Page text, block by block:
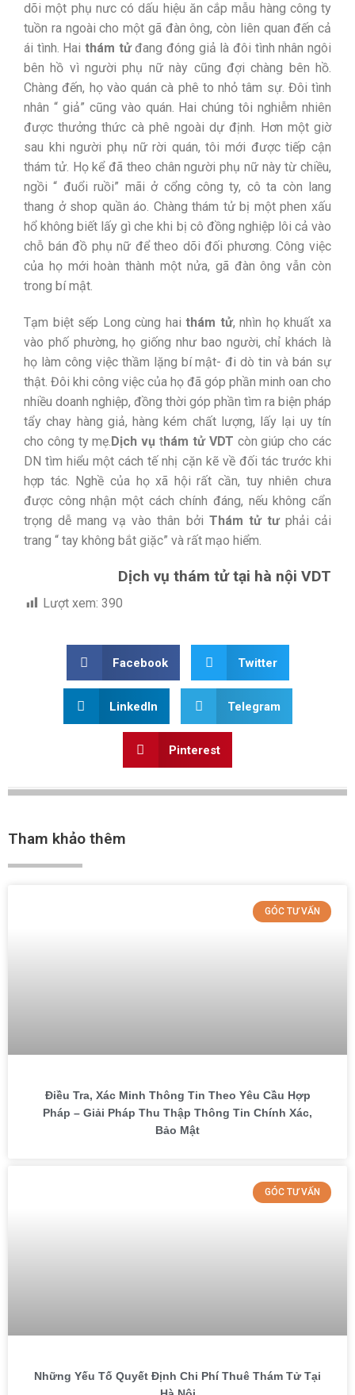
dõi một phụ nưc có dấu hiệu ăn cắp mẫu hàng công ty
tuồn ra ngoài cho một gã đàn ông, còn liên quan đến cả
ái tình. Hai thám tửđang đóng giả là đôi tình nhân ngôi
bên hồ vì người phụ nữ này cũng đợi chàng bên hồ.
Chàng đến, họ vào quán cà phê to nhỏ tâm sự. Đôi tình
nhân “ giả” cũng vào quán. Hai chúng tôi nghiễm nhiên
được thưởng thức cà phê ngoài dự định. Hơn một giờ
sau khi người phụ nữ rời quán, tôi mới được tiếp cận
thám tử. Họ kể đã theo chân người phụ nữ này từ chiều,
ngồi “ đuổi ruồi” mãi ở cổng công ty, cô ta còn lang
thang ở shop quần áo. Chàng thám tử bị một phen xấu
hổ không biết lấy gì che khi bị cô đồng nghiệp lôi cả vào
chỗ bán đồ phụ nữ để theo dõi đối phương. Công việc
của họ mới hoàn thành một nửa, gã đàn ông vẫn còn
trong bí mật.
Tạm biệt sếp Long cùng haithám tử, nhìn họ khuất xa
vào phố phường, họ giống như bao người, chỉ khách là
họ làm công việc thầm lặng bí mật- đi dò tin và bán sự
thật. Đôi khi công việc của họ đã góp phần minh oan cho
nhiều doanh nghiệp, đồng thời góp phần tìm ra biện pháp
tẩy chay hàng giả, hàng kém chất lượng, lấy lại uy tín
cho công ty mẹ.Dịch vụ thám tử VDT còn giúp cho các
DN tìm hiểu một cách tế nhị cặn kẽ về đối tác trước khi
hợp tác. Nghề của họ xã hội rất cần, tuy nhiên chưa
được công nhận một cách chính đáng, nếu không cẩn
trọng dễ mang vạ vào thân bởi Thám tử tư phải cải
trang “ tay không bắt giặc” và rất mạo hiểm.
Dịch vụ thám tử tại hà nội VDT
Lượt xem: 390
Facebook Twitter
LinkedIn Telegram
Pinterest
Tham khảo thêm
GÓC TƯ VẤN
Điều Tra, Xác Minh Thông Tin Theo Yêu Cầu Hợp
Pháp – Giải Pháp Thu Thập Thông Tin Chính Xác,
Bảo Mật
GÓC TƯ VẤN
Những Yếu Tố Quyết Định Chi Phí Thuê Thám Tử Tại